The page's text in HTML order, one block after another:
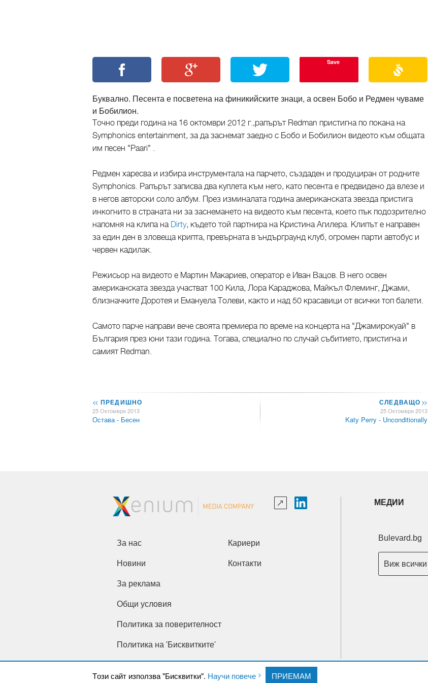
Save
Буквално. Песента е посветена на финикийските знаци, а освен Бобо и Редмен чуваме
и Бобилион.
Точно преди година на 16 октомври 2012 г.,рапърът Redman пристигна по покана на
Symphonics entertainment, за да заснемат заедно с Бобо и Бобилион видеото към общата
им песен "Paari" .
Редмен харесва и избира инструментала на парчето, създаден и продуциран от родните
Symphonics. Рапърът записва два куплета към него, като песента е предвидено да влезе и
в негов авторски соло албум. През изминалата година американската звезда пристига
инкогнито в страната ни за заснемането на видеото към песента, което пък подозрително
напомня на клипа на Dirty, където той партнира на Кристина Агилера. Клипът е направен
за един ден в зловеща крипта, превърната в ъндърграунд клуб, огромен парти автобус и
червен кадилак.
Режисьор на видеото е Мартин Макариев, оператор е Иван Вацов. В него освен
американската звезда участват 100 Кила, Лора Караджова, Майкъл Флеминг, Джами,
близначките Доротея и Емануела Толеви, както и над 50 красавици от всички топ балети.
Самото парче направи вече своята премиера по време на концерта на "Джамирокуай" в
България през юни тази година. Тогава, специално по случай събитието, пристигна и
самият Redman.
<< ПРЕДИШНО
25 Октомври 2013
Остава - Бесен
СЛЕДВАЩО>>
25 Октомври 2013
Katy Perry - Unconditionally
Tози сайт използва "Бисквитки". Научи повече ПРИЕМАМ
За нас Кариери
Новини Контакти
За реклама
Общи условия
Политика за поверителност
Политика на 'Бисквитките'
МЕДИИ
Bulevard.bg
Виж всички
Copyright © 2026 Ксениум ООД. Всички права запазени.